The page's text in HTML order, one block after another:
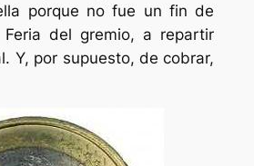
porque no fue un fin de
del gremio, a repartir
Y, por supuesto, de cobrar,